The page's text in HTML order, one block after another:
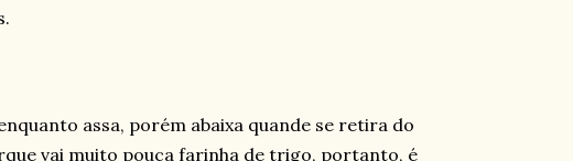
assa, porém abaixa quande se retira do
vai muito pouca farinha de trigo, portanto, é